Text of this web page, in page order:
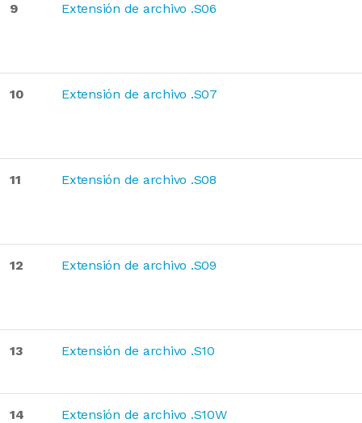
9 Extensión de archivo .S06
10 Extensión de archivo .S07
11 Extensión de archivo .S08
12 Extensión de archivo .S09
13 Extensión de archivo .S10
14 Extensión de archivo .S10W